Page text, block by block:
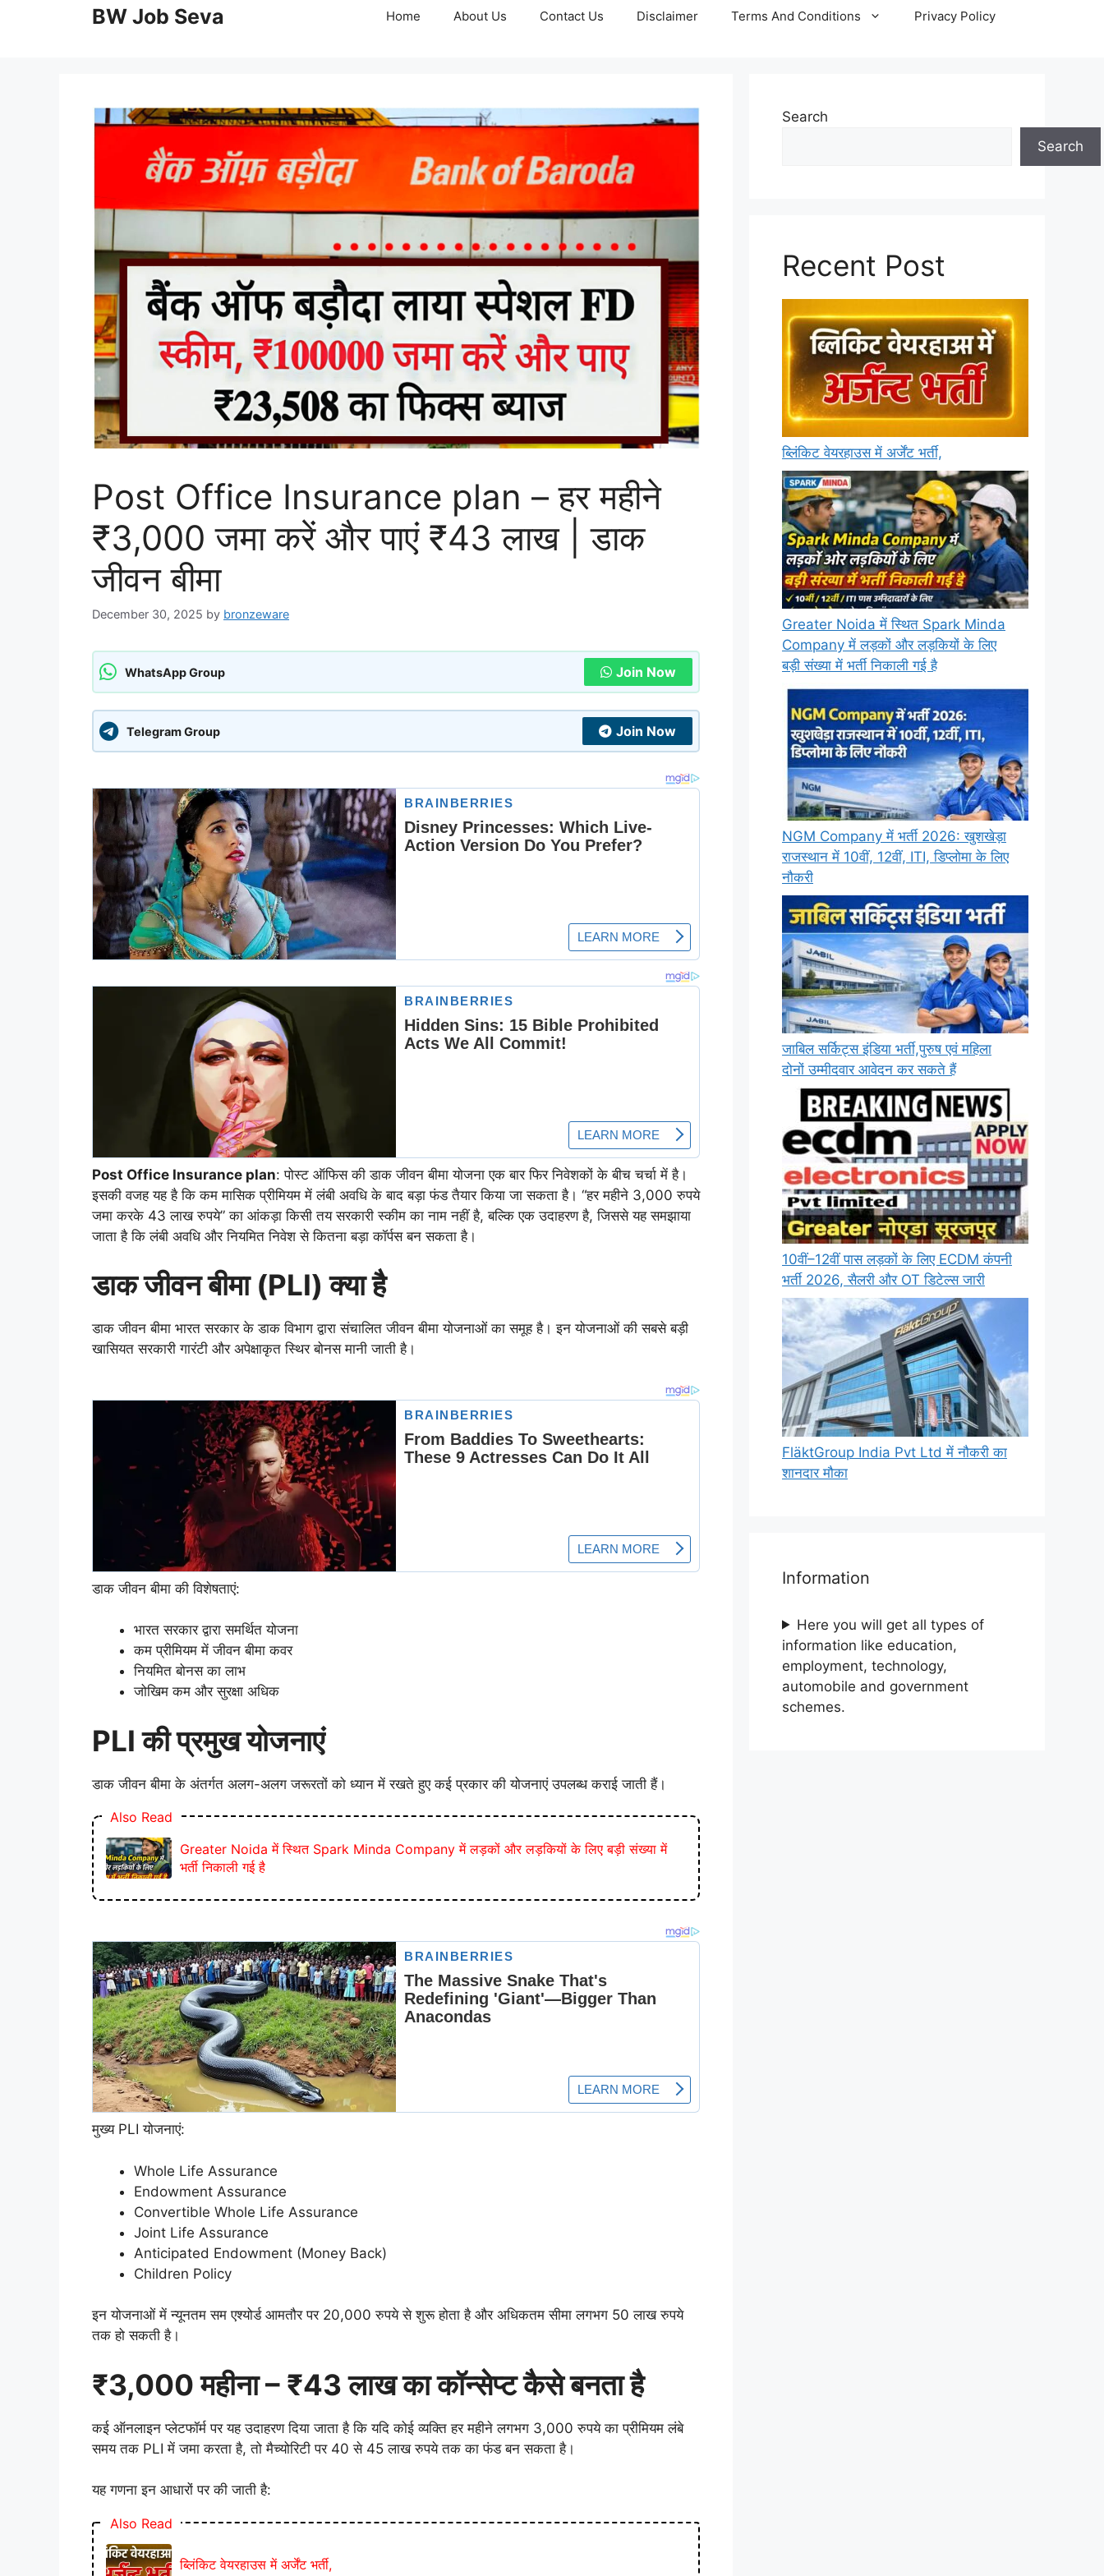
BW Job Seva Home About Us Contact Us Disclaimer Terms And Conditions Privacy Policy
Post Office Insurance plan – हर महीने
₹3,000 जमा करें और पाएं ₹43 लाख | डाक
जीवन बीमा
December 30, 2025 by bronzeware
WhatsApp Group Join Now
Telegram Group Join Now
Post Office Insurance plan: पोस्ट ऑफिस की डाक जीवन बीमा योजना एक बार फिर निवेशकों के बीच चर्चा में है।
इसकी वजह यह है कि कम मासिक प्रीमियम में लंबी अवधि के बाद बड़ा फंड तैयार किया जा सकता है। “हर महीने 3,000 रुपये
जमा करके 43 लाख रुपये” का आंकड़ा किसी तय सरकारी स्कीम का नाम नहीं है, बल्कि एक उदाहरण है, जिससे यह समझाया
जाता है कि लंबी अवधि और नियमित निवेश से कितना बड़ा कॉर्पस बन सकता है।
डाक जीवन बीमा (PLI) क्या है
डाक जीवन बीमा भारत सरकार के डाक विभाग द्वारा संचालित जीवन बीमा योजनाओं का समूह है। इन योजनाओं की सबसे बड़ी
खासियत सरकारी गारंटी और अपेक्षाकृत स्थिर बोनस मानी जाती है।
डाक जीवन बीमा की विशेषताएं:
भारत सरकार द्वारा समर्थित योजना
कम प्रीमियम में जीवन बीमा कवर
नियमित बोनस का लाभ
जोखिम कम और सुरक्षा अधिक
PLI की प्रमुख योजनाएं
डाक जीवन बीमा के अंतर्गत अलग-अलग जरूरतों को ध्यान में रखते हुए कई प्रकार की योजनाएं उपलब्ध कराई जाती हैं।
Also Read
Greater Noida में स्थित Spark Minda Company में लड़कों और लड़कियों के लिए बड़ी संख्या में
भर्ती निकाली गई है
मुख्य PLI योजनाएं:
Whole Life Assurance
Endowment Assurance
Convertible Whole Life Assurance
Joint Life Assurance
Anticipated Endowment (Money Back)
Children Policy
इन योजनाओं में न्यूनतम सम एश्योर्ड आमतौर पर 20,000 रुपये से शुरू होता है और अधिकतम सीमा लगभग 50 लाख रुपये
तक हो सकती है।
₹3,000 महीना – ₹43 लाख का कॉन्सेप्ट कैसे बनता है
कई ऑनलाइन प्लेटफॉर्म पर यह उदाहरण दिया जाता है कि यदि कोई व्यक्ति हर महीने लगभग 3,000 रुपये का प्रीमियम लंबे
समय तक PLI में जमा करता है, तो मैच्योरिटी पर 40 से 45 लाख रुपये तक का फंड बन सकता है।
यह गणना इन आधारों पर की जाती है:
Also Read
ब्लिंकिट वेयरहाउस में अर्जेंट भर्ती,
Search
Search
Recent Post
ब्लिंकिट वेयरहाउस में अर्जेंट भर्ती,
Greater Noida में स्थित Spark Minda
Company में लड़कों और लड़कियों के लिए
बड़ी संख्या में भर्ती निकाली गई है
NGM Company में भर्ती 2026: खुशखेड़ा
राजस्थान में 10वीं, 12वीं, ITI, डिप्लोमा के लिए
नौकरी
जाबिल सर्किट्स इंडिया भर्ती,पुरुष एवं महिला
दोनों उम्मीदवार आवेदन कर सकते हैं
10वीं–12वीं पास लड़कों के लिए ECDM कंपनी
भर्ती 2026, सैलरी और OT डिटेल्स जारी
FläktGroup India Pvt Ltd में नौकरी का
शानदार मौका
Information
Here you will get all types of
information like education,
employment, technology,
automobile and government
schemes.